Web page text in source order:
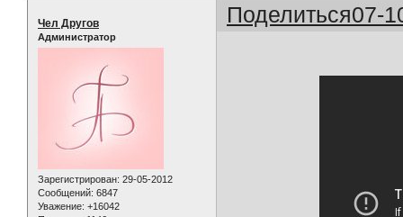
Поделиться07-
Чел Другов
Администратор
Зарегистрирован: 29-05-2012
Сообщений: 6847
Уважение: +16042